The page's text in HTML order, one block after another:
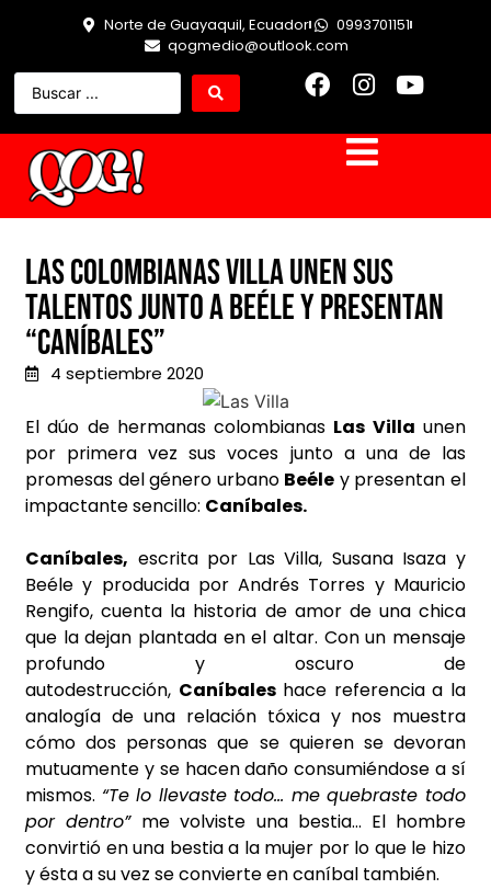
Norte de Guayaquil, Ecuador
0993701151
qogmedio@outlook.com
Las colombianas Villa unen sus
talentos junto a Beéle y presentan
“Caníbales”
4 septiembre 2020
El dúo de hermanas colombianas Las Villa unen
por primera vez sus voces junto a una de las
promesas del género urbano Beéle y presentan el
impactante sencillo: Caníbales.
Caníbales, escrita por Las Villa, Susana Isaza y
Beéle y producida por Andrés Torres y Mauricio
Rengifo, cuenta la historia de amor de una chica
que la dejan plantada en el altar. Con un mensaje
profundo y oscuro de
autodestrucción, Caníbaleshace referencia a la
analogía de una relación tóxica y nos muestra
cómo dos personas que se quieren se devoran
mutuamente y se hacen daño consumiéndose a sí
mismos. “Te lo llevaste todo… me quebraste todo
por dentro” me volviste una bestia… El hombre
convirtió en una bestia a la mujer por lo que le hizo
y ésta a su vez se convierte en caníbal también.